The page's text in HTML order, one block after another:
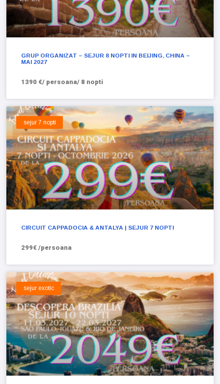
GRUP ORGANIZAT – SEJUR 8 NOPTI IN BEIJING, CHINA –
MAI 2027
1390 €/ persoana/ 8 nopti
sejur 7 nopti
CIRCUIT CAPPADOCIA & ANTALYA | SEJUR 7 NOPTI
299€ /persoana
sejur exotic